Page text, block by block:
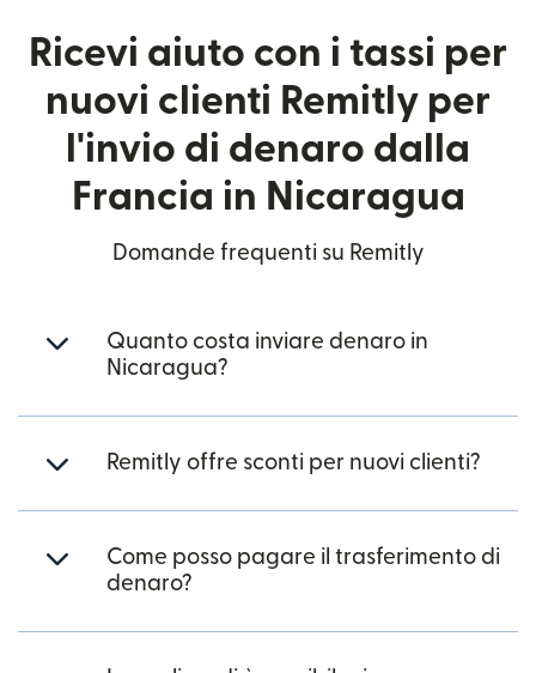
Ricevi aiuto con i tassi per
nuovi clienti Remitly per
l'invio di denaro dalla
Francia in Nicaragua
Domande frequenti su Remitly
Quanto costa inviare denaro in
Nicaragua?
Remitly offre sconti per nuovi clienti?
Come posso pagare il trasferimento di
denaro?